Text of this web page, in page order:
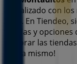
actualizado con
. En Tiendeo,
tiendas y
explorar las
ahora mismo!